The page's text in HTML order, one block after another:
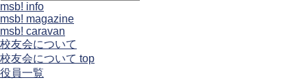
msb! info
msb! magazine
msb! caravan
校友会について
校友会について top
役員一覧